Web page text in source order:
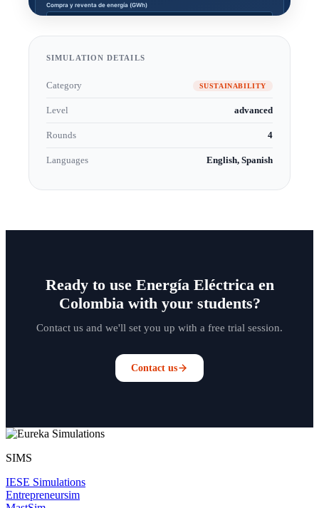
SIMULATION DETAILS
Category SUSTAINABILITY
Level advanced
Rounds 4
Languages English, Spanish
Ready to use Energía Eléctrica en
Colombia with your students?
Contact us and we'll set you up with a free trial session.
Contact us
SIMS
IESE Simulations
Entrepreneursim